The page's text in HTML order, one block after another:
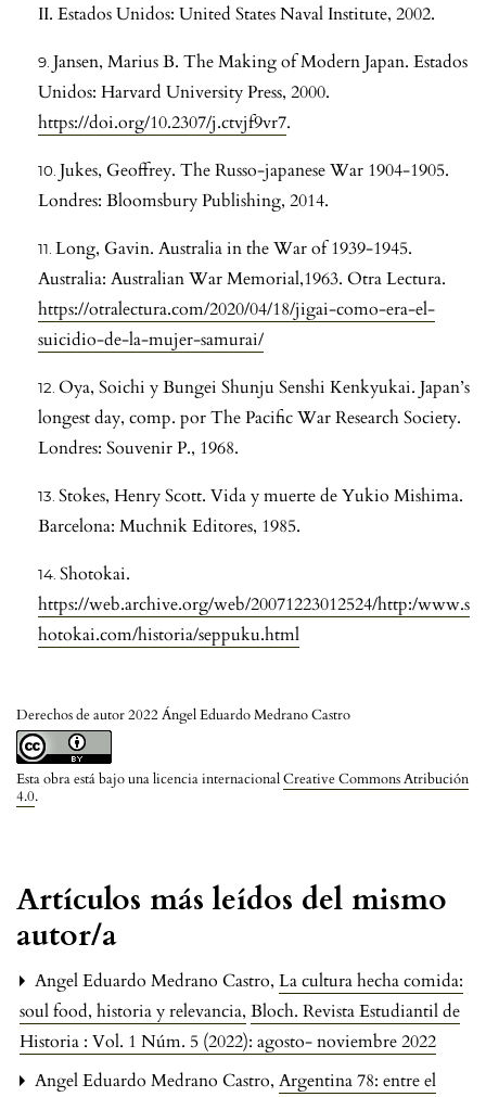
Derechos de autor 2022 Ángel Eduardo Medrano Castro
Esta obra está bajo una licencia internacionalCreative Commons Atribución
4.0.
II. Estados Unidos: United States Naval Institute, 2002.
Jansen, Marius B. The Making of Modern Japan. Estados
Unidos: Harvard University Press, 2000.
https://doi.org/10.2307/j.ctvjf9vr7.
Jukes, Geoffrey. The Russo-japanese War 1904-1905.
Londres: Bloomsbury Publishing, 2014.
Long, Gavin. Australia in the War of 1939-1945.
Australia: Australian War Memorial,1963. Otra Lectura.
https://otralectura.com/2020/04/18/jigai-como-era-el-
suicidio-de-la-mujer-samurai/
Oya, Soichi y Bungei Shunju Senshi Kenkyukai. Japan’s
longest day, comp. por The Pacific War Research Society.
Londres: Souvenir P., 1968.
Stokes, Henry Scott. Vida y muerte de Yukio Mishima.
Barcelona: Muchnik Editores, 1985.
Shotokai.
https://web.archive.org/web/20071223012524/http:/www.s
hotokai.com/historia/seppuku.html
Artículos más leídos del mismo
autor/a
Angel Eduardo Medrano Castro, La cultura hecha comida:
soul food, historia y relevancia, Bloch. Revista Estudiantil de
Historia : Vol. 1 Núm. 5 (2022): agosto- noviembre 2022
Angel Eduardo Medrano Castro, Argentina 78: entre el